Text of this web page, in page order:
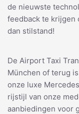
de nieuwste
feedback te krijgen
dan stilstand!
De Airport Taxi
München of terug
onze luxe
rijstijl van onze
aanbiedingen voor